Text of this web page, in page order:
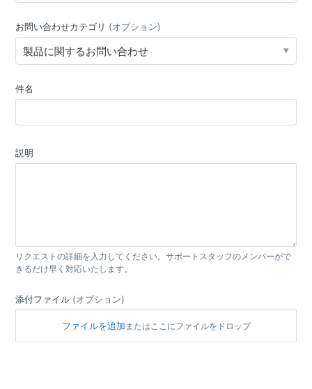
お問い合わせカテゴリ (オプション)
製品に関するお問い合わせ
件名
説明
リクエストの詳細を入力してください。サポートスタッフのメンバーがで
きるだけ早く対応いたします。
添付ファイル (オプション)
ファイルを追加 またはここにファイルをドロップ